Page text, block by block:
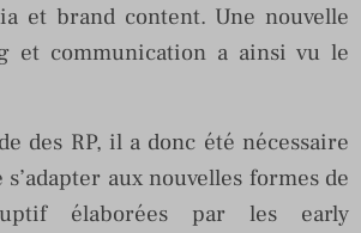
et brand content. Une nouvelle
et communication a ainsi vu le
des RP, il a donc été nécessaire
aux nouvelles formes de
élaborées par les early